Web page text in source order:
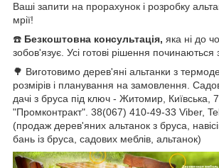
Ваші запити на прорахунок і розробку
мрії!
☎️ Безкоштовна консультація, яка ні до
зобов'язує. Усі готові рішення починаються
🌳 Виготовимо дерев'яні альтанки з
розмірів і планування на замовлення.
дачі з бруса під ключ - Житомир, Київська,
"Промконтракт". 38(067) 410-49-33 Viber,
(продаж дерев'яних альтанок з бруса,
бань із бруса, садових меблів, альтанок)